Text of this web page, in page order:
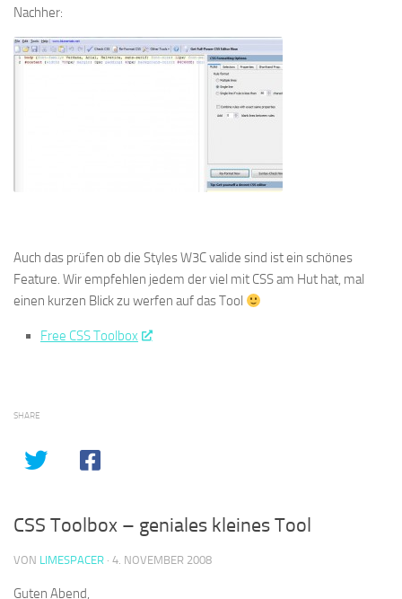
Nachher:
Auch das prüfen ob die Styles W3C valide sind ist ein schönes
Feature. Wir empfehlen jedem der viel mit CSS am Hut hat, mal
einen kurzen Blick zu werfen auf das Tool
Free CSS Toolbox
SHARE
CSS Toolbox – geniales kleines Tool
VON LIMESPACER · 4. NOVEMBER 2008
Guten Abend,